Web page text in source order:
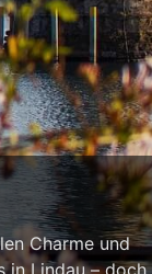
Charme und